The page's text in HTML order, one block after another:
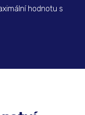
hodnotu s